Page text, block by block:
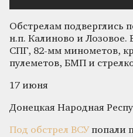
Обстрелам подверглись
н.п. Калиново и Лозовое.
СПГ, 82-мм минометов,
пулеметов, БМП и
17 июня
Донецкая Народная
Под обстрел ВСУпопали